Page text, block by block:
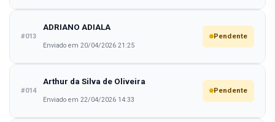
#013
ADRIANO ADIALA
Enviado em 20/04/2026 21:25
Pendente
#014
Arthur da Silva de Oliveira
Enviado em 22/04/2026 14:33
Pendente